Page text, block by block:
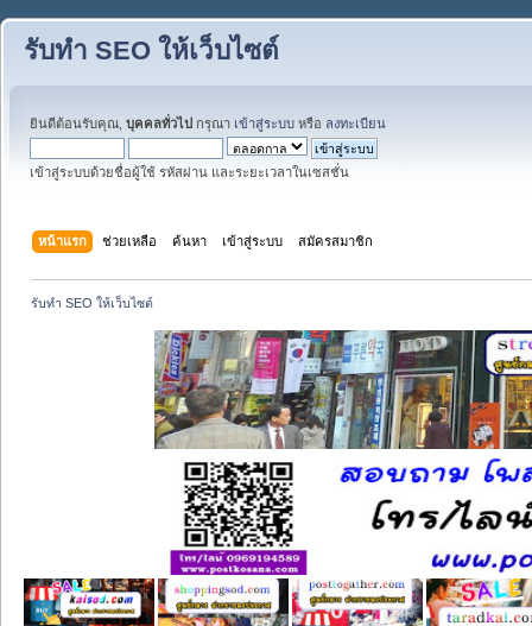
รับทำ SEO ให้เว็บไซต์
ยินดีต้อนรับคุณ, บุคคลทั่วไป กรุณา เข้าสู่ระบบ หรือ ลงทะเบียน
เข้าสู่ระบบด้วยชื่อผู้ใช้ รหัสผ่าน และระยะเวลาในเซสชั่น
หน้าแรก ช่วยเหลือ ค้นหา เข้าสู่ระบบ สมัครสมาชิก
รับทำ SEO ให้เว็บไซต์